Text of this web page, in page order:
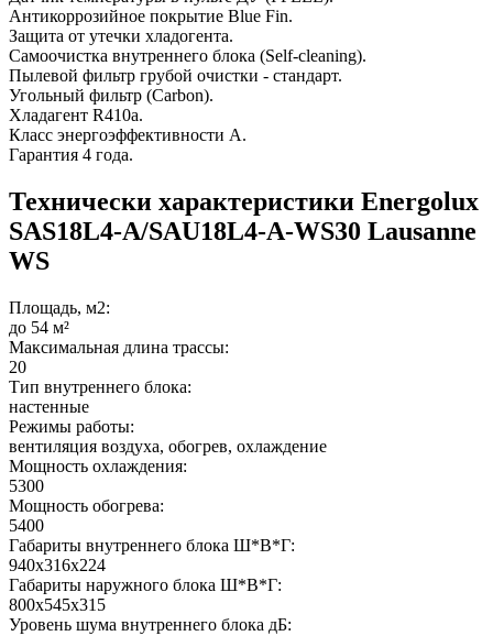
Антикоррозийное покрытие Blue Fin.
Защита от утечки хладогента.
Самоочистка внутреннего блока (Self-cleaning).
Пылевой фильтр грубой очистки - стандарт.
Угольный фильтр (Carbon).
Хладагент R410a.
Класс энергоэффективности A.
Гарантия 4 года.
Технически характеристики Energolux
SAS18L4-A/SAU18L4-A-WS30 Lausanne
WS
Площадь, м2:
до 54 м²
Максимальная длина трассы:
20
Тип внутреннего блока:
настенные
Режимы работы:
вентиляция воздуха, обогрев, охлаждение
Мощность охлаждения:
5300
Мощность обогрева:
5400
Габариты внутреннего блока Ш*В*Г:
940x316x224
Габариты наружного блока Ш*В*Г:
800x545x315
Уровень шума внутреннего блока дБ: